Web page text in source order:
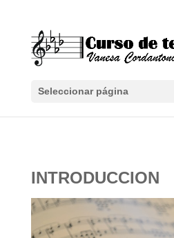
Seleccionar página
INTRODUCCION